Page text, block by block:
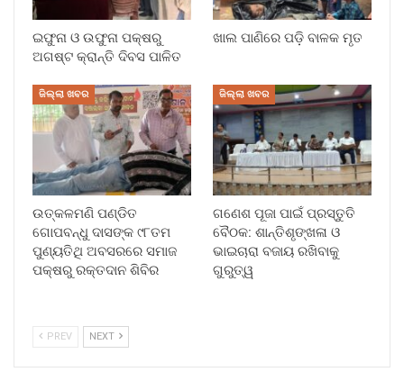
ଇଫୁନା ଓ ଉଫୁନା ପକ୍ଷରୁ
ଅଗଷ୍ଟ କ୍ରାନ୍ତି ଦିବସ ପାଳିତ
ଖାଲ ପାଣିରେ ପଡ଼ି ବାଳକ ମୃତ
ଜିଲ୍ଲା ଖବର
ଉତ୍କଳମଣି ପଣ୍ଡିତ
ଗୋପବନ୍ଧୁ ଦାସଙ୍କ ୯୮ତମ
ପୁଣ୍ୟତିଥି ଅବସରରେ ସମାଜ
ପକ୍ଷରୁ ରକ୍ତଦାନ ଶିବିର
ଜିଲ୍ଲା ଖବର
ଗଣେଶ ପୂଜା ପାଇଁ ପ୍ରସ୍ତୁତି
ବୈଠକ: ଶାନ୍ତିଶୃଙ୍ଖଳା ଓ
ଭାଇଚାରା ବଜାୟ ରଖିବାକୁ
ଗୁରୁତ୍ୱ
PREV NEXT